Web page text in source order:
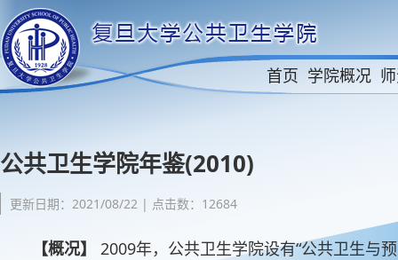
首页 学院概况
公共卫生学院年鉴(2010)
更新日期：2021/08/22 | 点击数：12684
【概况】
2009年，公共卫生学院设有“公共卫生与